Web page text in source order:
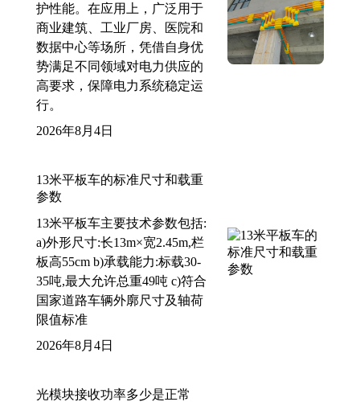
护性能。在应用上，广泛用于
商业建筑、工业厂房、医院和
数据中心等场所，凭借自身优
势满足不同领域对电力供应的
高要求，保障电力系统稳定运
行。
2026年8月4日
13米平板车的标准尺寸和载重
参数
13米平板车主要技术参数包括:
a)外形尺寸:长13m×宽2.45m,栏
板高55cm b)承载能力:标载30-
35吨,最大允许总重49吨 c)符合
国家道路车辆外廓尺寸及轴荷
限值标准
2026年8月4日
光模块接收功率多少是正常